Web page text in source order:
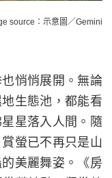
source：示意圖／Gemini
悄悄展開。無論
生態池，都能看
星落入人間。隨
螢已不再只是山
美麗舞姿。《房